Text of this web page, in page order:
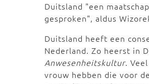
Duitsland "een
gesproken", aldus
Duitsland heeft een
Nederland. Zo heerst in
Anwesenheitskultur.
vrouw hebben die voor